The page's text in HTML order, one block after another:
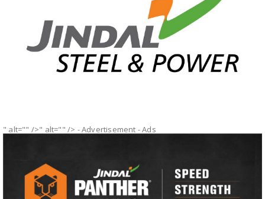
" alt="" />" alt="" /> - Advertisement -Ads